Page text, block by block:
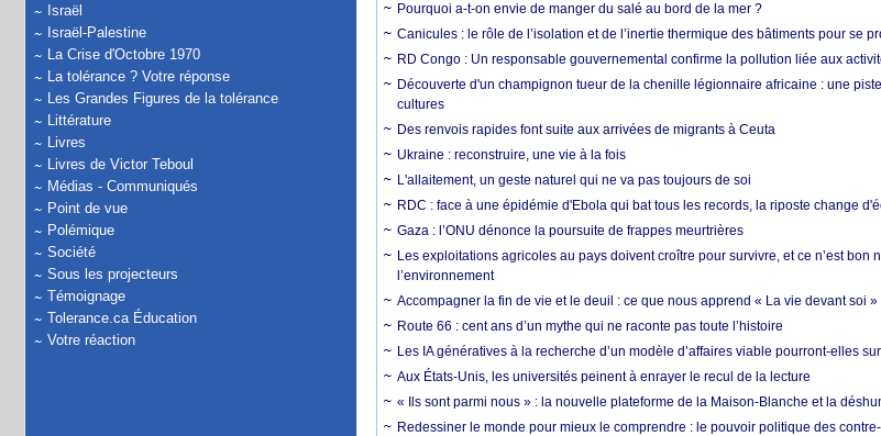
Israël
Israël-Palestine
La Crise d'Octobre 1970
La tolérance ? Votre réponse
Les Grandes Figures de la tolérance
Littérature
Livres
Livres de Victor Teboul
Médias - Communiqués
Point de vue
Polémique
Société
Sous les projecteurs
Témoignage
Tolerance.ca Éducation
Votre réaction
Pourquoi a-t-on envie de manger du salé au bord de la mer ?
Canicules : le rôle de l’isolation et de l’inertie thermique des bâtiments pour se
RD Congo : Un responsable gouvernemental confirme la pollution liée aux
Découverte d'un champignon tueur de la chenille légionnaire africaine : une
cultures
Des renvois rapides font suite aux arrivées de migrants à Ceuta
Ukraine : reconstruire, une vie à la fois
L'allaitement, un geste naturel qui ne va pas toujours de soi
RDC : face à une épidémie d'Ebola qui bat tous les records, la riposte change
Gaza : l’ONU dénonce la poursuite de frappes meurtrières
Les exploitations agricoles au pays doivent croître pour survivre, et ce n’est bon
l’environnement
Accompagner la fin de vie et le deuil : ce que nous apprend « La vie devant soi »
Route 66 : cent ans d’un mythe qui ne raconte pas toute l’histoire
Les IA génératives à la recherche d’un modèle d’affaires viable pourront-elles
Aux États-Unis, les universités peinent à enrayer le recul de la lecture
« Ils sont parmi nous » : la nouvelle plateforme de la Maison-Blanche et la
Redessiner le monde pour mieux le comprendre : le pouvoir politique des